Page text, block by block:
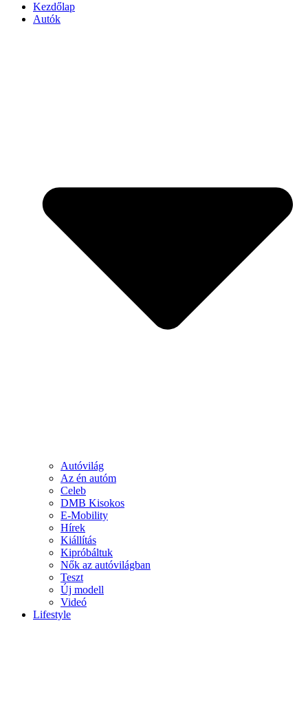
Kezdőlap
Autók
Autóvilág
Az én autóm
Celeb
DMB Kisokos
E-Mobility
Hírek
Kiállítás
Kipróbáltuk
Nők az autóvilágban
Teszt
Új modell
Videó
Lifestyle